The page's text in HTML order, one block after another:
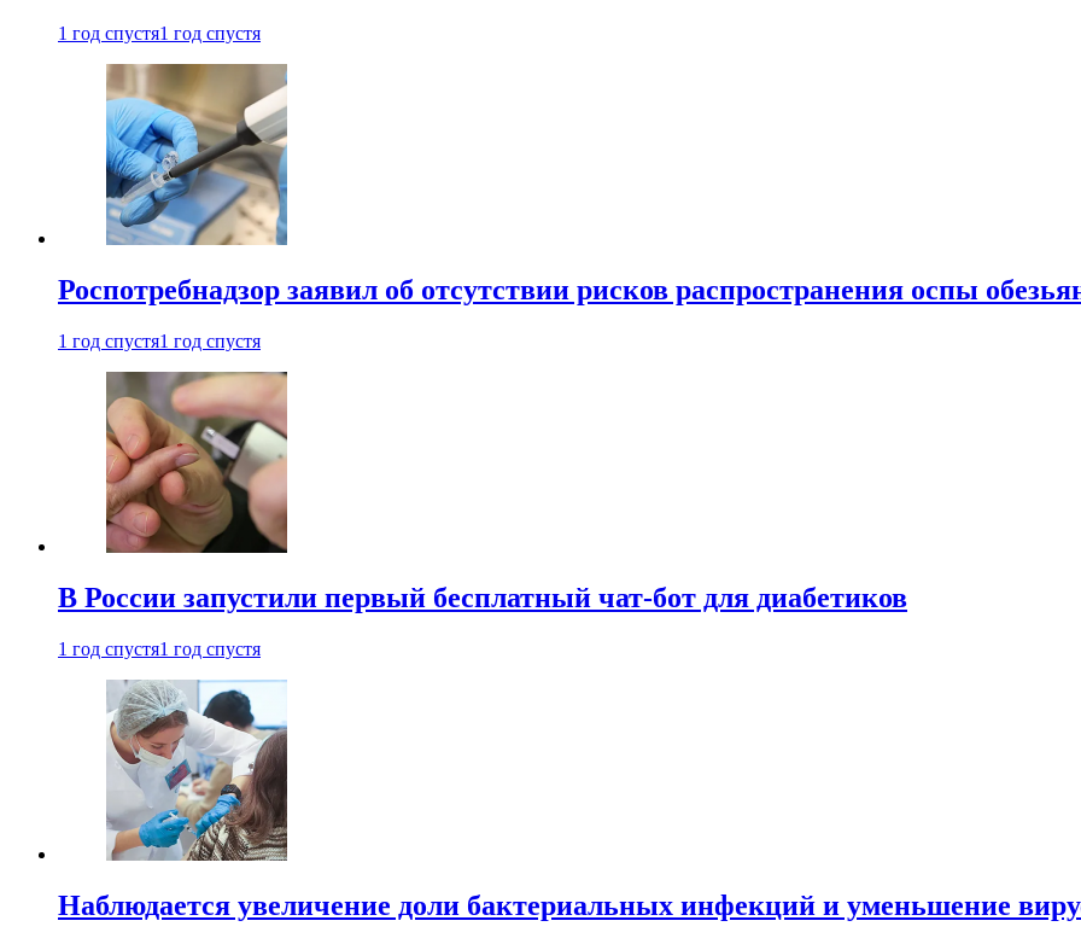
1 год спустя1 год спустя
Роспотребнадзор заявил об отсутствии рисков распространения оспы
1 год спустя1 год спустя
В России запустили первый бесплатный чат-бот для диабетиков
1 год спустя1 год спустя
Наблюдается увеличение доли бактериальных инфекций и уменьшение